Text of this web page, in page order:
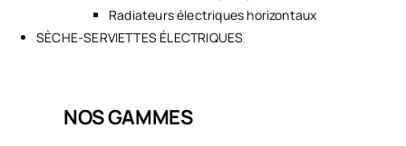
Radiateurs électriques horizontaux
SÈCHE-SERVIETTES ÉLECTRIQUES
NOS GAMMES